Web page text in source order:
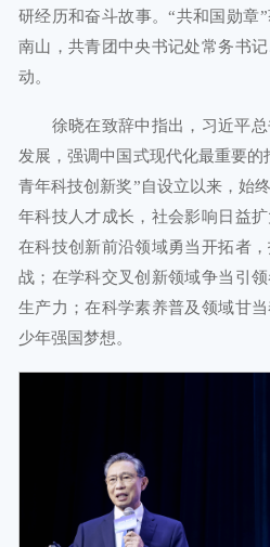
研经历和奋斗故事。“共和国勋章
南山，共青团中央书记处常务书
动。
徐晓在致辞中指出，习近平
发展，强调中国式现代化最重要
青年科技创新奖”自设立以来，始
年科技人才成长，社会影响日益
在科技创新前沿领域勇当开拓者
战；在学科交叉创新领域争当引
生产力；在科学素养普及领域甘
少年强国梦想。